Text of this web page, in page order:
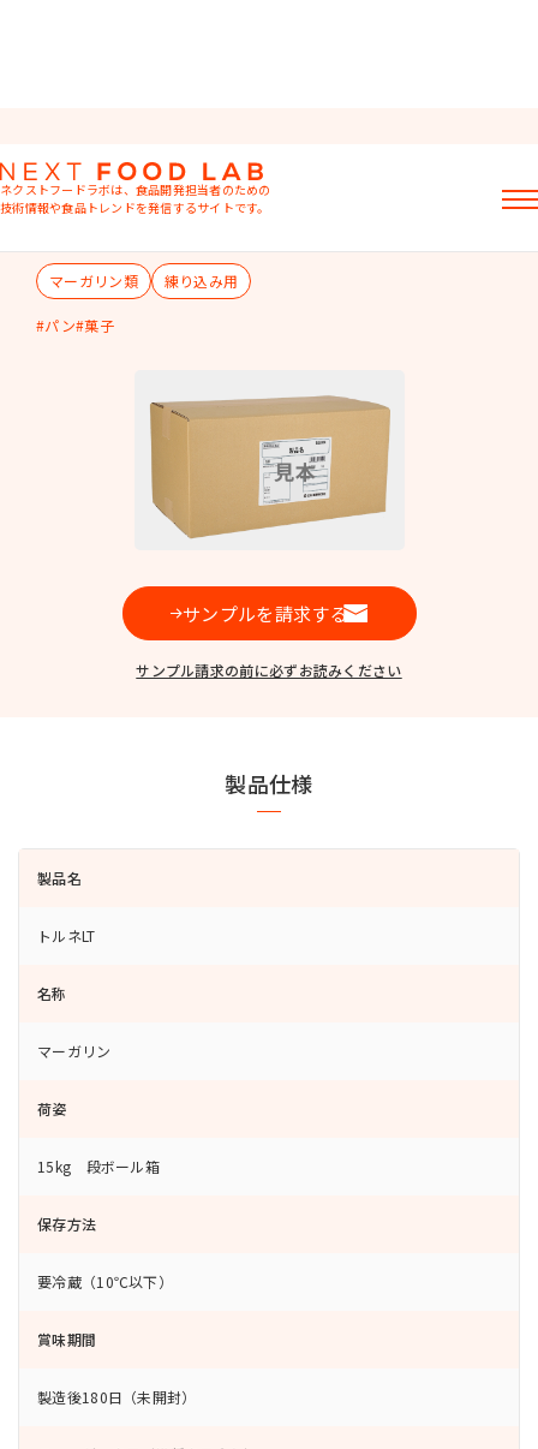
ネクストフードラボは、食品開発担当者のための
技術情報や食品トレンドを発信するサイトです。
おすすめキーワード
植物性ミルク食感改良
お問い合わせ
記事
製品情報
レシピ
トルネLT
クリーミング性と口どけに優れたバター風味のマーガリ
マーガリン類 練り込み用
パン 菓子
サンプルを請求する
サンプル請求の前に必ずお読みください
製品仕様
製品名
トルネLT
名称
マーガリン
荷姿
15kg 段ボール箱
保存方法
要冷蔵（10℃以下）
賞味期間
製造後180日（未開封）